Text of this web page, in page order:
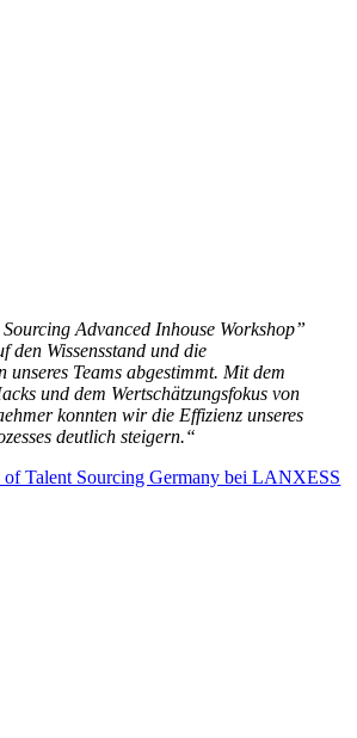
Sourcing Advanced Inhouse Workshop”
den Wissensstand und die
unseres Teams abgestimmt. Mit dem
und dem Wertschätzungsfokus von
konnten wir die Effizienz unseres
deutlich steigern.“
of Talent Sourcing Germany bei LANXESS